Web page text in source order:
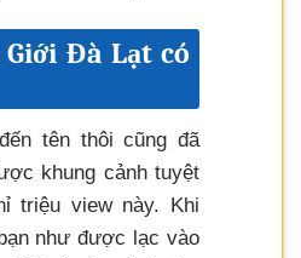
Giới Đà Lạt có
tên thôi cũng đã
khung cảnh tuyệt
triệu view này. Khi
như được lạc vào